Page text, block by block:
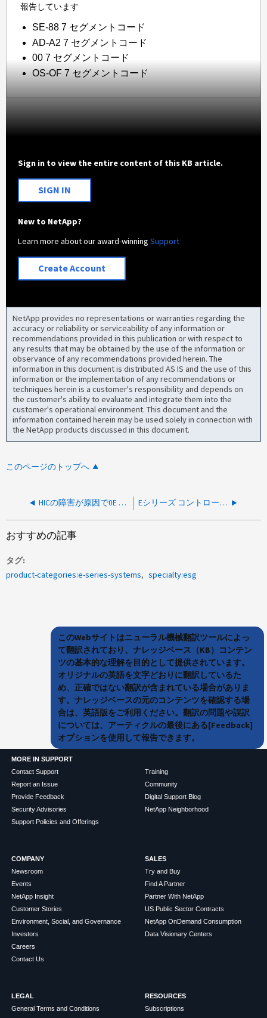
報告しています
SE-88 7 セグメント コード
AD-A2 7 セグメントコード
00 7 セグメントコード
OS-OF 7 セグメントコード
Sign in to view the entire content of this KB article.
SIGN IN
New to NetApp?
Learn more about our award-winningSupport
Create Account
NetApp provides no representations or warranties regarding the
accuracy or reliability or serviceability of any information or
recommendations provided in this publication or with respect to
any results that may be obtained by the use of the information or
observance of any recommendations provided herein. The
information in this document is distributed AS IS and the use of this
information or the implementation of any recommendations or
techniques herein is a customer's responsibility and depends on
the customer's ability to evaluate and integrate them into the
customer's operational environment. This document and the
information contained herein may be used solely in connection with
the NetApp products discussed in this document.
このページのトップへ
HICの障害が原因で0E L3でEシリーズコントローラがロックダウンされました Eシリーズ コントローラ オフライン起動エラー 電源オン デフォルト SE 88 または 88 のみ
おすすめの記事
タグ
product-categories:e-series-systems
specialty:esg
このWebサイトはニューラル機械翻訳ツールによっ
て翻訳されており、ナレッジベース（KB）コンテン
ツの基本的な理解を目的として提供されています。
オリジナルの英語を文字どおりに翻訳しているた
め、正確ではない翻訳が含まれている場合がありま
す。ナレッジベースの元のコンテンツを確認する場
合は、英語版をご利用ください。翻訳の問題や誤訳
については、アーティクルの最後にある[Feedback]
オプションを使用して報告できます。
MORE IN SUPPORT
Contact Support
Report an Issue
Provide Feedback
Security Advisories
Support Policies and Offerings
Training
Community
Digital Support Blog
NetApp Neighborhood
COMPANY
Newsroom
Events
NetApp Insight
Customer Stories
Environment, Social, and Governance
Investors
Careers
Contact Us
SALES
Try and Buy
Find A Partner
Partner With NetApp
US Public Sector Contracts
NetApp OnDemand Consumption
Data Visionary Centers
LEGAL
General Terms and Conditions
RESOURCES
Subscriptions